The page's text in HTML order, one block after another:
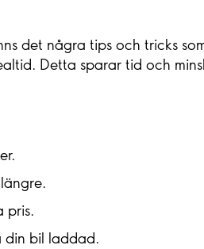
det några tips och tricks
Detta sparar tid och
pris.
din bil laddad.